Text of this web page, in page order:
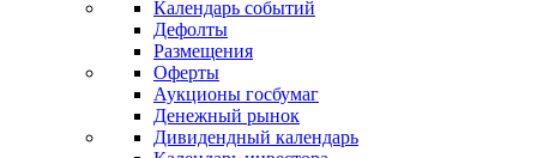
Календарь событий
Дефолты
Размещения
Оферты
Аукционы госбумаг
Денежный рынок
Дивидендный календарь